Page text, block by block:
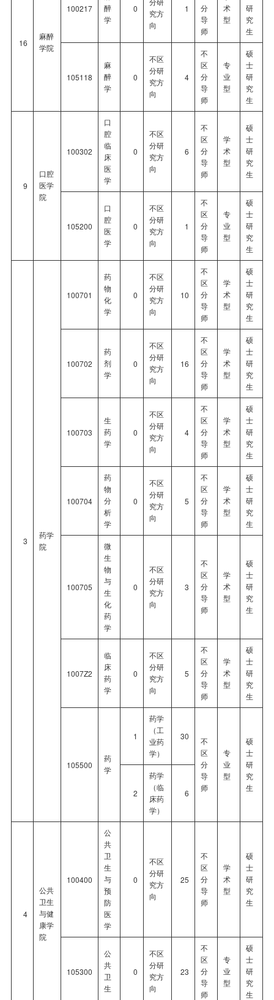
16
麻醉
学院
100217
醉
学
0
究方
向
1
分
导
师
术
型
研
究
生
105118
麻
醉
学
0
不区
分研
究方
向
4
不
区
分
导
师
专
业
型
硕
士
研
究
生
9
口腔
医学
院
100302
口
腔
临
床
医
学
0
不区
分研
究方
向
6
不
区
分
导
师
学
术
型
硕
士
研
究
生
105200
口
腔
医
学
0
不区
分研
究方
向
1
不
区
分
导
师
专
业
型
硕
士
研
究
生
3
药学
院
100701
药
物
化
学
0
不区
分研
究方
向
10
不
区
分
导
师
学
术
型
硕
士
研
究
生
100702
药
剂
学
0
不区
分研
究方
向
16
不
区
分
导
师
学
术
型
硕
士
研
究
生
100703
生
药
学
0
不区
分研
究方
向
4
不
区
分
导
师
学
术
型
硕
士
研
究
生
100704
药
物
分
析
学
0
不区
分研
究方
向
5
不
区
分
导
师
学
术
型
硕
士
研
究
生
100705
微
生
物
与
生
化
药
学
0
不区
分研
究方
向
3
不
区
分
导
师
学
术
型
硕
士
研
究
生
1007Z2
临
床
药
学
0
不区
分研
究方
向
5
不
区
分
导
师
学
术
型
硕
士
研
究
生
105500
药
学
1
药学
（工
业药
学）
30
不
区
分
导
师
专
业
型
硕
士
研
究
生
2
药学
（临
床药
学）
6
4
公共
卫生
与健
康学
院
100400
公
共
卫
生
与
预
防
医
学
0
不区
分研
究方
向
25
不
区
分
导
师
学
术
型
硕
士
研
究
生
105300
公
共
卫
生
0
不区
分研
究方
向
23
不
区
分
导
师
专
业
型
硕
士
研
究
生